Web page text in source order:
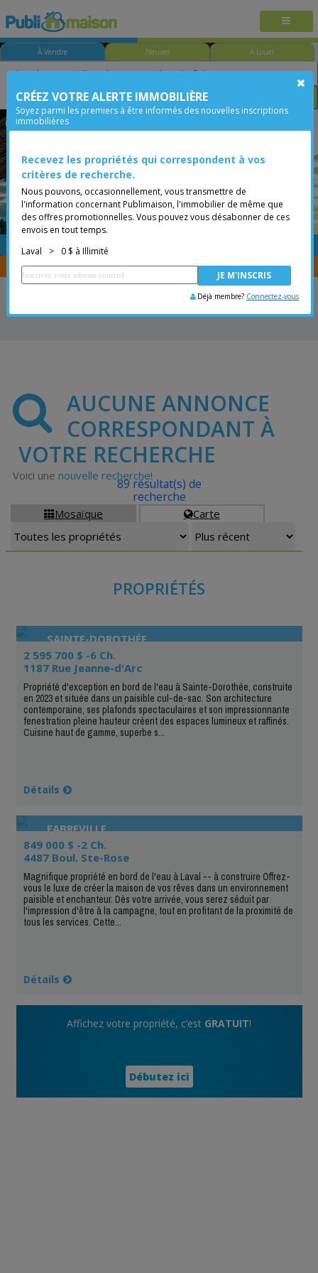
À Vendre Neuves À Louer
Chambre Prix
Saint-François
Placer une annonce
Vous êtes courtier, transférer vos propriétés avecCENTRIS
AUCUNE ANNONCE
CORRESPONDANT À
VOTRE RECHERCHE
Voici une nouvelle recherche!
Mosaïque Carte
89 résultat(s) de
recherche
PROPRIÉTÉS
SAINTE-DOROTHÉE
2 595 700 $ -6 Ch.
1187 Rue Jeanne-d'Arc
Propriété d'exception en bord de l'eau à Sainte-Dorothée, construite
en 2023 et située dans un paisible cul-de-sac. Son architecture
contemporaine, ses plafonds spectaculaires et son impressionnante
fenestration pleine hauteur créent des espaces lumineux et raffinés.
Cuisine haut de gamme, superbe s...
Détails
FABREVILLE
849 000 $ -2 Ch.
4487 Boul. Ste-Rose
Magnifique propriété en bord de l'eau à Laval -- à construire Offrez-
vous le luxe de créer la maison de vos rêves dans un environnement
paisible et enchanteur. Dès votre arrivée, vous serez séduit par
l'impression d'être à la campagne, tout en profitant de la proximité de
tous les services. Cette...
Détails
Affichez votre propriété, c’est GRATUIT!
Débutez ici
CRÉEZ VOTRE ALERTE IMMOBILIÈRE
Soyez parmi les premiers à être informés des nouvelles inscriptions
immobilières
Recevez les propriétés qui correspondent à vos
critères de recherche.
Nous pouvons, occasionnellement, vous transmettre de
l'information concernant Publimaison, l'immobilier de même que
des offres promotionnelles. Vous pouvez vous désabonner de ces
envois en tout temps.
Laval
> 0 $ à Illimité
Déjà membre? Connectez-vous